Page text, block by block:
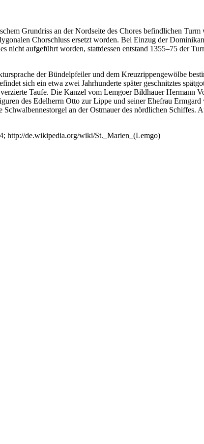
Grundriss an der Nordseite des Chores befindlichen
Chorschluss ersetzt worden. Bei Einzug der
nicht aufgeführt worden, stattdessen entstand 1355–75 der
der Bündelpfeiler und dem Kreuzrippengewölbe
sich ein etwa zwei Jahrhunderte später geschnitztes
Taufe. Die Kanzel vom Lemgoer Bildhauer Hermann
des Edelherrn Otto zur Lippe und seiner Ehefrau
an der Ostmauer des nördlichen Schiffes.
http://de.wikipedia.org/wiki/St._Marien_(Lemgo)